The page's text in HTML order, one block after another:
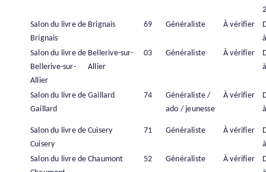
Salon du livre de
Brignais
Brignais 69 Généraliste À vérifier
Salon du livre de
Bellerive-sur-
Allier
Bellerive-sur-
Allier
03 Généraliste À vérifier
Salon du livre de
Gaillard
Gaillard 74
Généraliste /
ado / jeunesse
À vérifier
Salon du livre de
Cuisery
Cuisery 71 Généraliste À vérifier
Salon du livre de Chaumont 52 Généraliste À vérifier